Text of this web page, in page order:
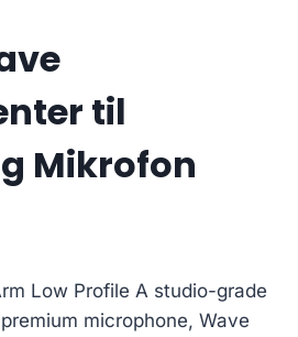
til
Mikrofon
Low Profile A studio-grade
microphone, Wave